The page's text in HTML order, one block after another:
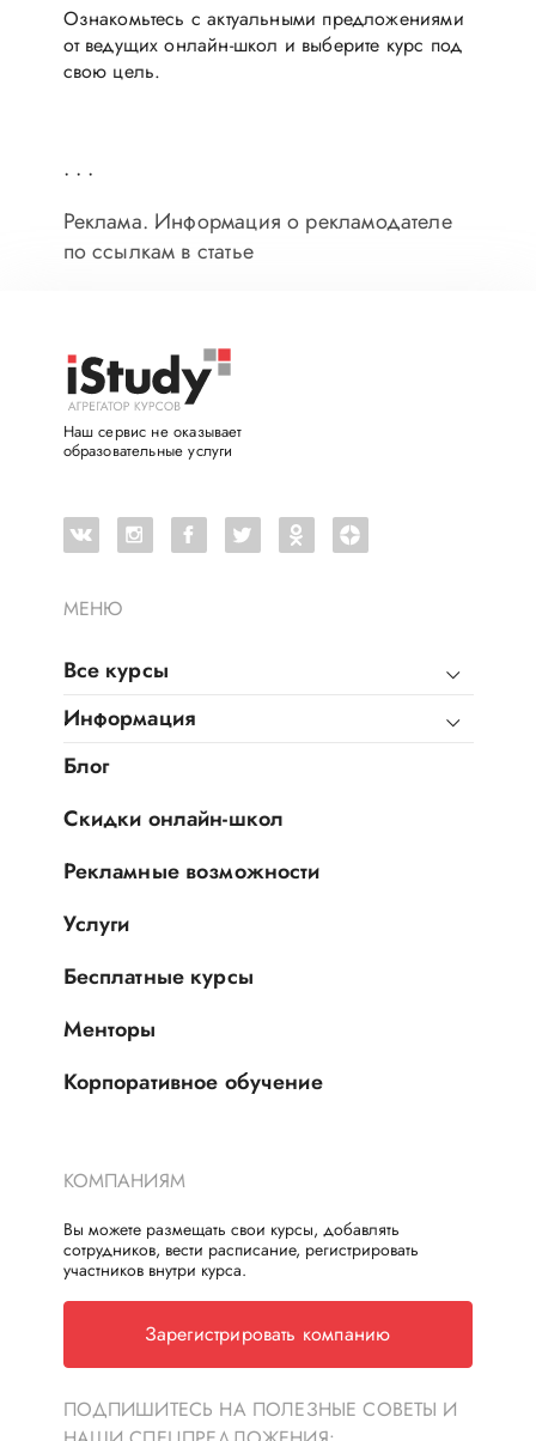
Ознакомьтесь с актуальными предложениями
от ведущих онлайн-школ и выберите курс под
свою цель.
· · ·
Реклама. Информация о рекламодателе
по ссылкам в статье
МЕНЮ
Все курсы
Информация
Блог
Скидки онлайн-школ
Рекламные возможности
Услуги
Бесплатные курсы
Менторы
Корпоративное обучение
Наш сервис не оказывает
образовательные услуги
КОМПАНИЯМ
Вы можете размещать свои курсы, добавлять
сотрудников, вести расписание, регистрировать
участников внутри курса.
Зарегистрировать компанию
ПОДПИШИТЕСЬ НА ПОЛЕЗНЫЕ СОВЕТЫ И